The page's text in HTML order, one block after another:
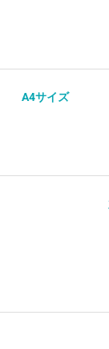
度の屋外活動に向
コイズ・アーミー
A4サイズ